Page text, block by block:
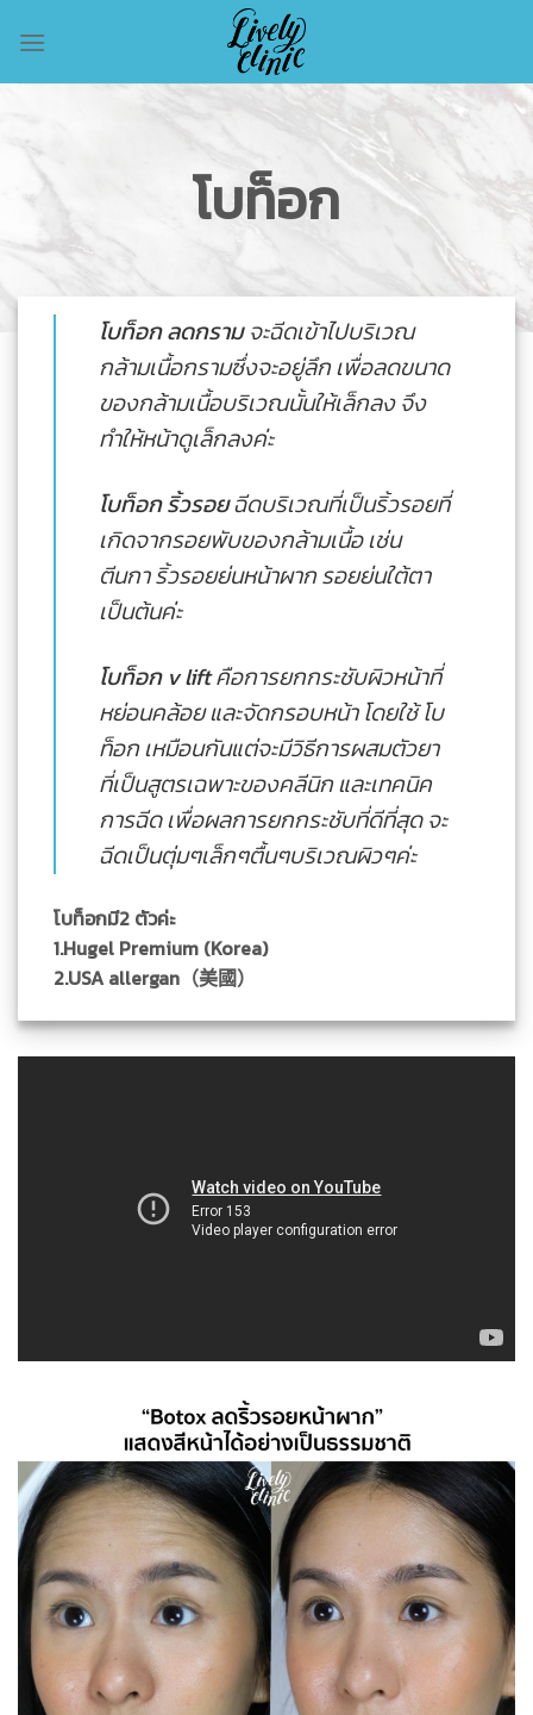
โบท็อก
โบท็อก ลดกรามจะฉีดเข้าไปบริเวณ
กล้ามเนื้อกรามซึ่งจะอยู่ลึก เพื่อลดขนาด
ของกล้ามเนื้อบริเวณนั้นให้เล็กลง จึง
ทำให้หน้าดูเล็กลงค่ะ
โบท็อก ริ้วรอยฉีดบริเวณที่เป็นริ้วรอยที่
เกิดจากรอยพับของกล้ามเนื้อ เช่น
ตีนกา ริ้วรอยย่นหน้าผาก รอยย่นใต้ตา
เป็นต้นค่ะ
โบท็อก v liftคือการยกกระชับผิวหน้าที่
หย่อนคล้อย และจัดกรอบหน้า โดยใช้ โบ
ท็อก เหมือนกันแต่จะมีวิธีการผสมตัวยา
ที่เป็นสูตรเฉพาะของคลีนิก และเทคนิค
การฉีด เพื่อผลการยกกระชับที่ดีที่สุด จะ
ฉีดเป็นตุ่มๆเล็กๆตื้นๆบริเวณผิวๆค่ะ
โบท็อกมี2 ตัวค่ะ
1.Hugel Premium (Korea)
2.USA allergan（美國）